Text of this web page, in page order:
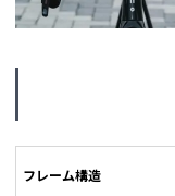
フレーム構造